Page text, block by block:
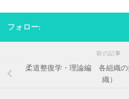
フォロー:
前の記事
柔道整復学・理論編 各組織の
織）